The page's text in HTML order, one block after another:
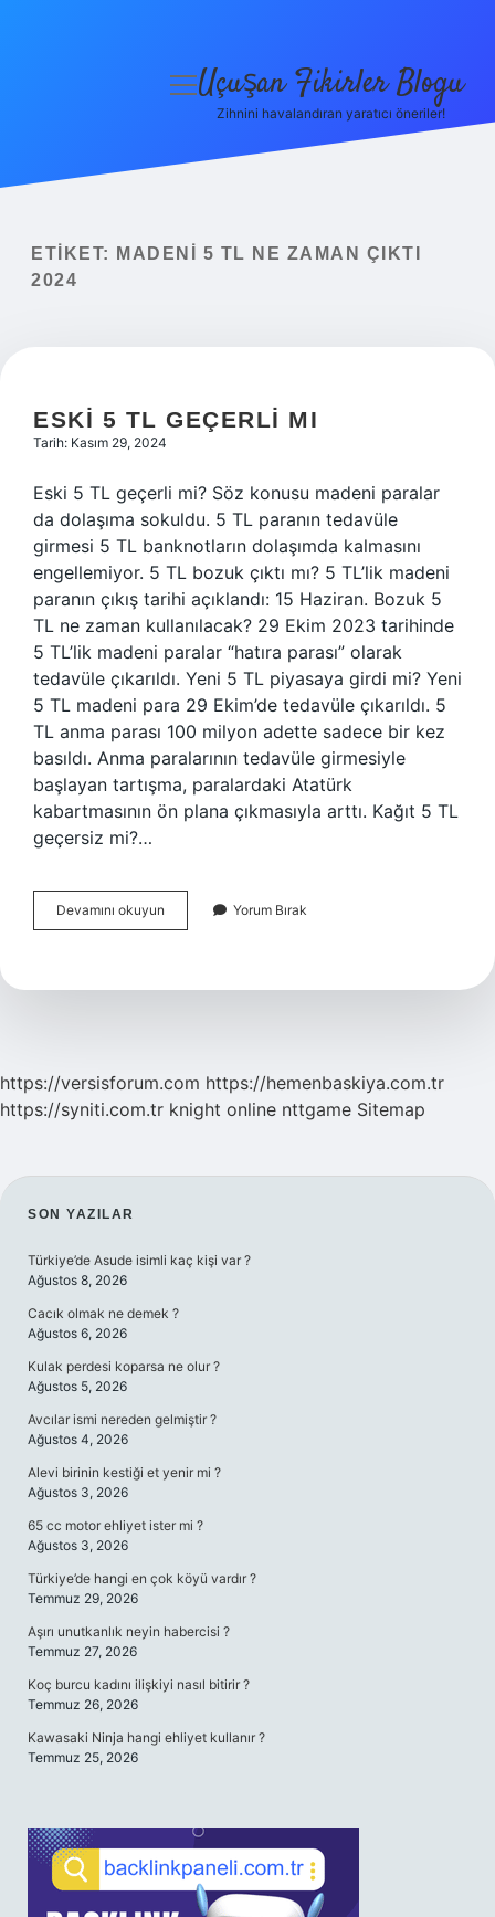
Yasal Uyarı
menüyü
Uçuşan Fikirler Blogu
Zihnini havalandıran yaratıcı öneriler!
ETIKET:
MADENI 5 TL NE ZAMAN ÇIKTI
2024
ESKI 5 TL GEÇERLI MI
Tarih: Kasım 29, 2024
Eski 5 TL geçerli mi? Söz konusu madeni paralar
da dolaşıma sokuldu. 5 TL paranın tedavüle
girmesi 5 TL banknotların dolaşımda kalmasını
engellemiyor. 5 TL bozuk çıktı mı? 5 TL’lik madeni
paranın çıkış tarihi açıklandı: 15 Haziran. Bozuk 5
TL ne zaman kullanılacak? 29 Ekim 2023 tarihinde
5 TL’lik madeni paralar “hatıra parası” olarak
tedavüle çıkarıldı. Yeni 5 TL piyasaya girdi mi? Yeni
5 TL madeni para 29 Ekim’de tedavüle çıkarıldı. 5
TL anma parası 100 milyon adette sadece bir kez
basıldı. Anma paralarının tedavüle girmesiyle
başlayan tartışma, paralardaki Atatürk
kabartmasının ön plana çıkmasıyla arttı. Kağıt 5 TL
geçersiz mi?…
Devamını okuyun
5
Mı
Yorum Bırak
https://versisforum.com https://hemenbaskiya.com.tr
https://syniti.com.tr knight online nttgame Sitemap
SIDEBAR
SON YAZILAR
Türkiye’de Asude isimli kaç kişi var ?
Ağustos 8, 2026
Cacık olmak ne demek ?
Ağustos 6, 2026
Kulak perdesi koparsa ne olur ?
Ağustos 5, 2026
Avcılar ismi nereden gelmiştir ?
Ağustos 4, 2026
Alevi birinin kestiği et yenir mi ?
Ağustos 3, 2026
65 cc motor ehliyet ister mi ?
Ağustos 3, 2026
Türkiye’de hangi en çok köyü vardır ?
Temmuz 29, 2026
Aşırı unutkanlık neyin habercisi ?
Temmuz 27, 2026
Koç burcu kadını ilişkiyi nasıl bitirir ?
Temmuz 26, 2026
Kawasaki Ninja hangi ehliyet kullanır ?
Temmuz 25, 2026